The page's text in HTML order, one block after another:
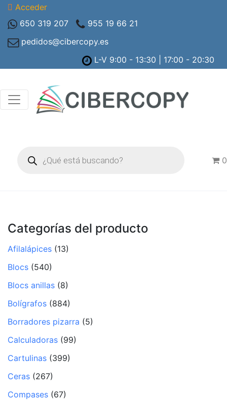
Acceder
650 319 207
955 19 66 21
pedidos@cibercopy.es
L-V 9:00 - 13:30 | 17:00 - 20:30
productos
0
Categorías del producto
Afilalápices (13)
Blocs (540)
Blocs anillas (8)
Bolígrafos (884)
Borradores pizarra (5)
Calculadoras (99)
Cartulinas (399)
Ceras (267)
Compases (67)